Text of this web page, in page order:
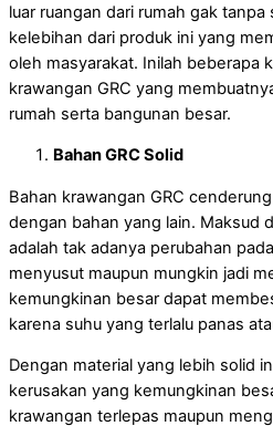
luar ruangan dari rumah gak
kelebihan dari produk ini yang
oleh masyarakat. Inilah beberapa
krawangan GRC yang
rumah serta bangunan besar.
Bahan GRC Solid
Bahan krawangan GRC
dengan bahan yang lain. Maksud
adalah tak adanya perubahan
menyusut maupun mungkin jadi
kemungkinan besar dapat
karena suhu yang terlalu panas
Dengan material yang lebih solid
kerusakan yang kemungkinan
krawangan terlepas maupun